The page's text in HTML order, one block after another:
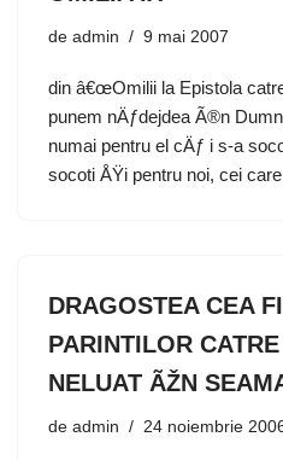
de admin 9 mai 2007
din â€œOmilii la Epistola
punem nÄƒdejdea Ã®n
numai pentru el cÄƒ i s-a
socoti ÅŸi pentru noi, cei
DRAGOSTEA CEA
PARINTILOR
NELUAT ÃŽN
de admin 24 noiembrie